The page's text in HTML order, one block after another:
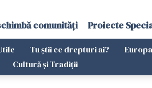
comunități Proiecte
Tu știi ce drepturi ai?
Cultură și Tradiții